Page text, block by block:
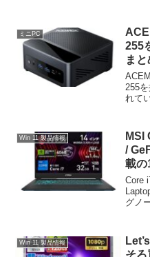
ミニPC
255
ま
は約
255
れて
の接
Win 11 製品情報
MSI
/
載の
円で
Core
グノ
て
（
Win 11 製品情報
そ